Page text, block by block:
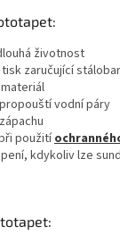
životnost
zaručující
vodní páry
použití
kdykoliv lze